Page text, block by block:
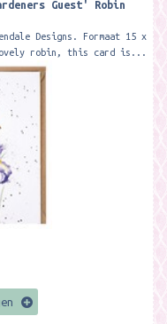
Guest' Robin
Designs. Formaat 15 x
robin, this card is...